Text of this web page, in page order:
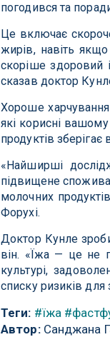
погодився та
Це включає
жирів, навіть
скоріше здоровий
сказав доктор
Хороше
які корисні
продуктів
«Найширші
підвищене
молочних
Форухі.
Доктор Кунле
він. «Їжа — це не
культурі,
списку ризиків для
Теги: #їжа
Автор:Санджана